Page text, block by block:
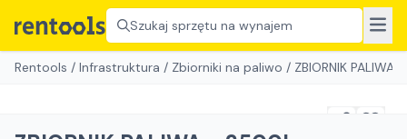
Szukaj sprzętu na wynajem
Rentools / Infrastruktura / Zbiorniki na paliwo / ZBIORNIK